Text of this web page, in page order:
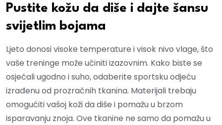
Pustite kožu da diše i dajte šansu
svijetlim bojama
Ljeto donosi visoke temperature i visok nivo vlage, što
vaše treninge može učiniti izazovnim. Kako biste se
osjećali ugodno i suho, odaberite sportsku odjeću
izrađenu od prozračnih tkanina. Materijali trebaju
omogućiti vašoj koži da diše i pomažu u brzom
isparavanju znoja. Ove tkanine ne samo da pomažu u